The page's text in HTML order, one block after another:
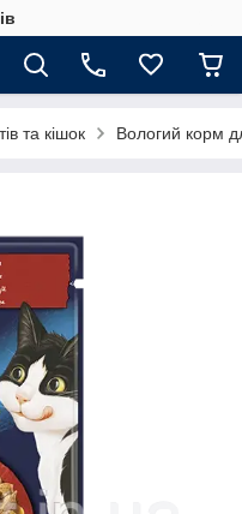
та кішок Вологий корм